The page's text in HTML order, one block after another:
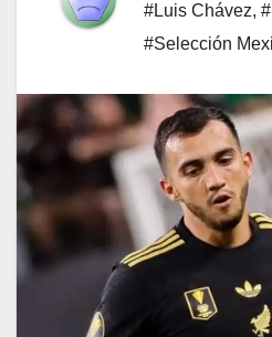
#Luis Chávez,
#Selección